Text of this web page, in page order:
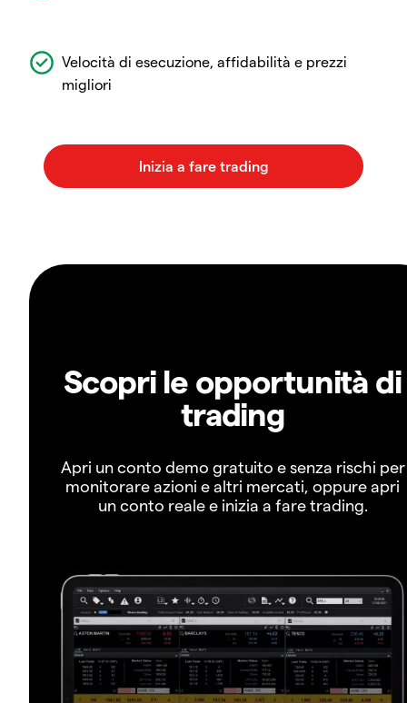
Velocità di esecuzione, affidabilità e prezzi
migliori
Scopri le opportunità di
trading
Apri un conto demo gratuito e senza rischi per
monitorare azioni e altri mercati, oppure apri
un conto reale e inizia a fare trading.